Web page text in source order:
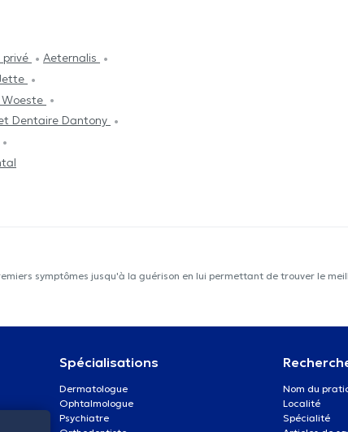
Aeternalis
Dentaire Dantony
symptômes jusqu'à la guérison en lui permettant de trouver le
Spécialisations
Dermatologue
Ophtalmologue
Psychiatre
Nom du
Localité
Spécialité